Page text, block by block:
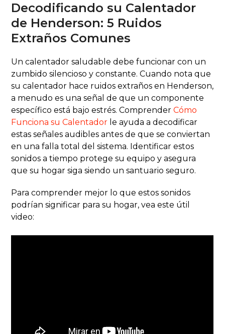
Decodificando su Calentador
de Henderson: 5 Ruidos
Extraños Comunes
Un calentador saludable debe funcionar con un
zumbido silencioso y constante. Cuando nota que
su calentador hace ruidos extraños en Henderson,
a menudo es una señal de que un componente
específico está bajo estrés. ComprenderCómo
Funciona su Calentador le ayuda a decodificar
estas señales audibles antes de que se conviertan
en una falla total del sistema. Identificar estos
sonidos a tiempo protege su equipo y asegura
que su hogar siga siendo un santuario seguro.
Para comprender mejor lo que estos sonidos
podrían significar para su hogar, vea este útil
video: